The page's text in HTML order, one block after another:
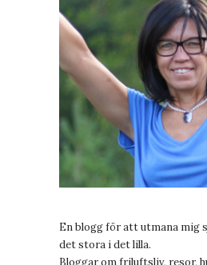
En blogg för att utmana mig
det stora i det lilla.